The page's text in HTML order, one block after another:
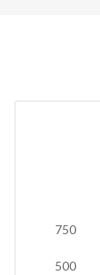
500
750